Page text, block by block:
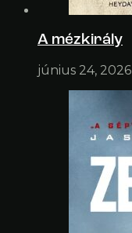
A mézkirály
június 24, 2026